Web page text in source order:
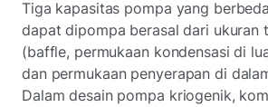
Tiga kapasitas pompa yang
dapat dipompa berasal dari ukuran
(baffle, permukaan kondensasi di
dan permukaan penyerapan di
Dalam desain pompa kriogenik,